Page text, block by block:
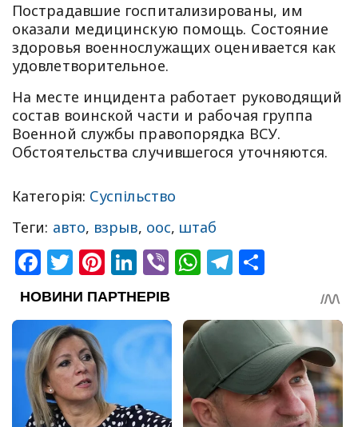
Пострадавшие госпитализированы, им
оказали медицинскую помощь. Состояние
здоровья военнослужащих оценивается как
удовлетворительное.
На месте инцидента работает руководящий
состав воинской части и рабочая группа
Военной службы правопорядка ВСУ.
Обстоятельства случившегося уточняются.
Категорія: Суспільство
Теги: авто, взрыв, оос, штаб
Facebook
Twitter
Pinterest
LinkedIn
ViberWhatsApp
Telegram